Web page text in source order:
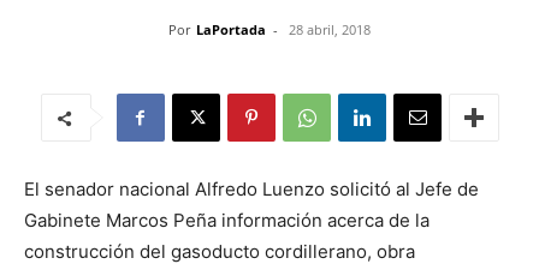
Por LaPortada - 28 abril, 2018
El senador nacional Alfredo Luenzo solicitó al Jefe de
Gabinete Marcos Peña información acerca de la
construcción del gasoducto cordillerano, obra